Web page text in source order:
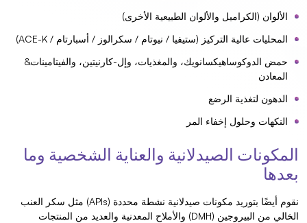
الألوان (الكراميل والألوان الطبيعية الأخرى)
المحليات عالية التركيز (ستيفيا / نيوتام / سكرالوز / أسبارتام / ACE-K)
حمض الدوكوساهيكسانويك، والمغذيات، وإل-كارنيتين، والفيتامينات&
المعادن
الدهون لتغذية الرضع
النكهات وحلول إخفاء المر
المكونات الصيدلانية والعناية الشخصية وما
بعدها
نقوم أيضًا بتوريد مكونات صيدلانية نشطة محددة (APIs) مثل سكر العنب
الخالي من البيروجين (DMH) والأملاح المعدنية والعديد من المنتجات